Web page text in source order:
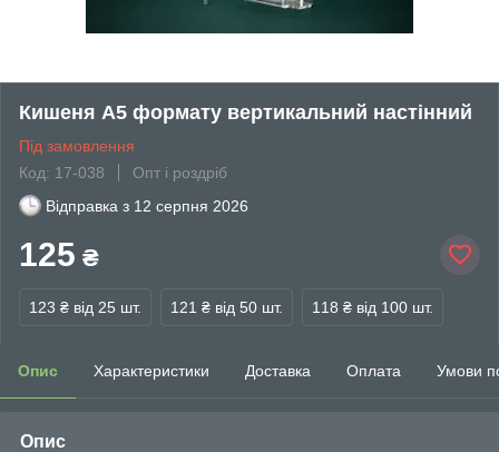
Кишеня А5 формату вертикальний настінний
Під замовлення
Код: 17-038
Опт і роздріб
Відправка з 12 серпня 2026
125 ₴
123 ₴ від 25 шт. 121 ₴ від 50 шт. 118 ₴ від 100 шт.
Опис Характеристики Доставка Оплата Умови
Опис